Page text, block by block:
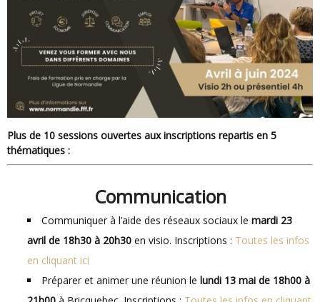
Plus de 10 sessions ouvertes aux inscriptions repartis en 5
thématiques :
Communication
Communiquer à l’aide des réseaux sociaux le mardi 23
avril de 18h30 à 20h30 en visio. Inscriptions : Toutes les infos
en cliquant ici
Préparer et animer une réunion le lundi 13 mai de 18h00 à